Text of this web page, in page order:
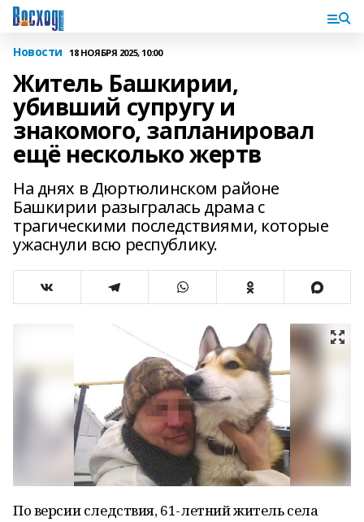
Новости 18 НОЯБРЯ 2025, 10:00
Житель Башкирии,
убивший супругу и
знакомого, запланировал
ещё несколько жертв
На днях в Дюртюлинском районе
Башкирии разыгралась драма с
трагическими последствиями, которые
ужаснули всю республику.
По версии следствия, 61-летний житель села